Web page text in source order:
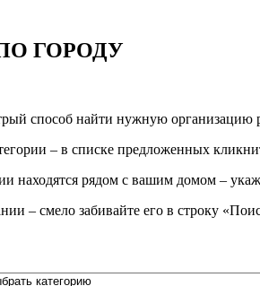
ГОРОДУ
способ найти нужную
– в списке предложенных
находятся рядом с вашим домом –
– смело забивайте его в строку «